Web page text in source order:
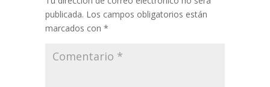
publicada. Los campos obligatorios están
marcados con *